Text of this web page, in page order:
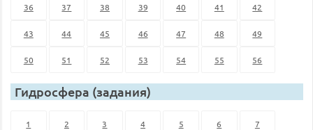
36 37 38 39 40 41 42
43 44 45 46 47 48 49
50 51 52 53 54 55 56
Гидросфера (задания)
1 2 3 4 5 6 7